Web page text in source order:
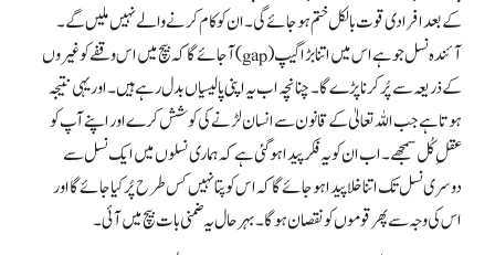
کے بعد افرادی قوت بالکل ختم ہو جائے گی۔ ان کو کام کرنے والے نہیں ملیں گے۔
آئندہ نسل جو ہے اس میں اتنا بڑا گیپ (gap) آ جائے گا کہ بیچ میں اس وقفے کو غیروں
کے ذریعہ سے پُر کرنا پڑے گا۔ چنانچہ اب یہ اپنی پالیسیاں بدل رہے ہیں۔ اور یہی نتیجہ
ہوتا ہے جب اللہ تعالیٰ کے قانون سے انسان لڑنے کی کوشش کرے اور اپنے آپ کو
عقلِ کُل سمجھے۔ اب ان کو یہ فکر پیدا ہو گئی ہے کہ ہماری نسلوں میں ایک نسل سے
دوسری نسل تک اتنا خلا پیدا ہو جائے گا کہ اس کو پتا نہیں کس طرح پُر کیا جائے گا اور
اس کی وجہ سے پھر قوموں کو نقصان ہو گا۔ بہرحال یہ ضمنی بات بیچ میں آئی۔